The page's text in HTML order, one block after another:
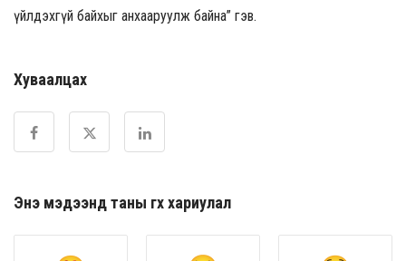
үйлдэхгүй байхыг анхааруулж байна” гэв.
Хуваалцах
Энэ мэдээнд таны өгөх хариулал